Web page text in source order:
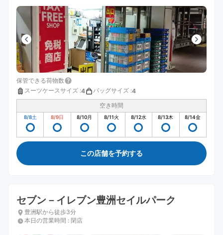
保管できる荷物数
スーツケースサイズ :4 バッグサイズ :4
空き時間
8/8土 8/9日 8/10月 8/11火 8/12水 8/13木 8/14金
この店舗を予約する
セブン－イレブン豊洲セイルパーク
豊洲駅から徒歩3分
本日の営業時間 : 閉店